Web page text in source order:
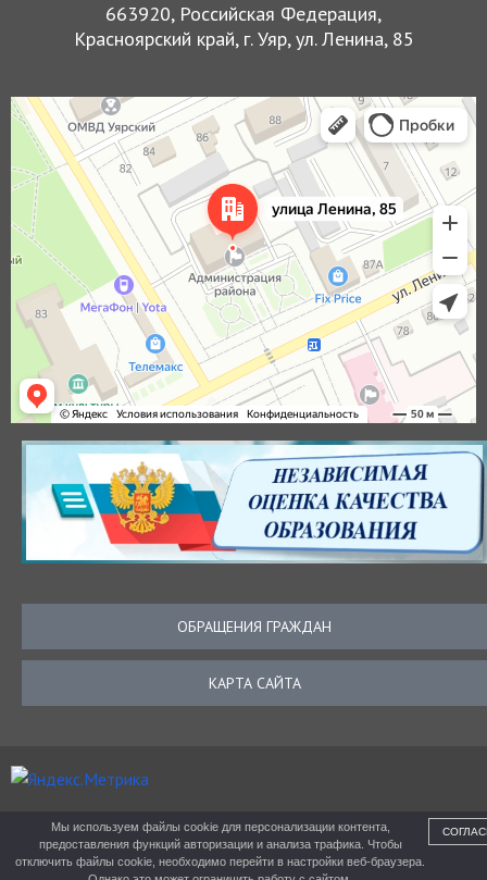
663920, Российская Федерация,
Красноярский край, г. Уяр, ул. Ленина, 85
Уяр
Улица Ленина, 85 — Яндекс Карты
ОБРАЩЕНИЯ ГРАЖДАН
КАРТА САЙТА
Мы используем файлы cookie для персонализации контента,
предоставления функций авторизации и анализа трафика. Чтобы
отключить файлы cookie, необходимо перейти в настройки веб-браузера.